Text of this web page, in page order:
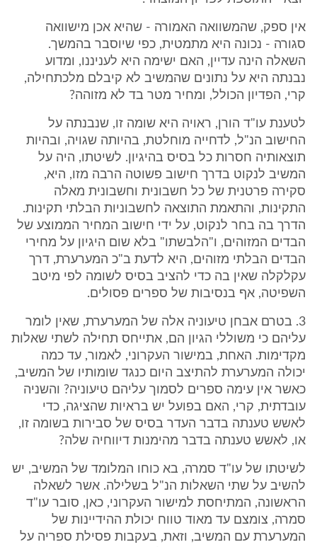
אין ספק, שהמשוואה האמורה - שהיא אכן מישוואה
סגורה - נכונה היא מתמטית, כפי שיוסבר בהמשך.
השאלה הינה עדיין, האם ישימה היא לעניננו, ומדוע
נבנתה היא על נתונים שהמשיב לא קיבלם מלכתחילה,
קרי, הפדיון הכולל, ומחיר מטר בד לא מזוהה?
לטענת עו"ד הורן, ראויה היא שומה זו, שנבנתה על
החישוב הנ"ל, לדחייה מוחלטת, בהיותה שגויה, ובהיות
תוצאותיה חסרות כל בסיס בהיגיון. לשיטתו, היה על
המשיב לנקוט בדרך חישוב פשוטה הרבה מזו, היא,
סקירה פרטנית של כל חשבונית וחשבונית מאלה
התקינות, והתאמת התוצאה לחשבוניות הבלתי תקינות.
הדרך בה בחר לנקוט, על ידי חישוב המחיר הממוצע של
הבדים המזוהים, ו"הלבשתו" בלא שום היגיון על מחירי
הבדים הבלתי מזוהים, היא לדעת ב"כ המערערת, דרך
עקלקלה שאין בה כדי להציב בסיס לשומה לפי מיטב
השפיטה, אף בנסיבות של ספרים פסולים.
3. בטרם אבחן טיעוניה אלה של המערערת, שאין לומר
עליהם כי משוללי הגיון הם, אתייחס תחילה לשתי שאלות
מקדימות. האחת, במישור העקרוני, לאמור, עד כמה
יכולה המערערת להתיצב היום כנגד שומותיו של המשיב,
כאשר אין עימה ספרים לסמוך עליהם טיעוניה? והשניה
עובדתית, קרי, האם בפועל יש בראיות שהציגה, כדי
לאשש טענתה בדבר העדר בסיס של סבירות בשומה זו,
או, לאשש טענתה בדבר מהימנות דיווחיה שלה?
לשיטתו של עו"ד סמרה, בא כוחו המלומד של המשיב, יש
להשיב על שתי השאלות הנ"ל בשלילה. אשר לשאלה
הראשונה, המתיחסת למישור העקרוני, כאן, סובר עו"ד
סמרה, צומצם עד מאוד טווח יכולת ההידיינות של
המערערת עם המשיב, וזאת, בעקבות פסילת ספריה על